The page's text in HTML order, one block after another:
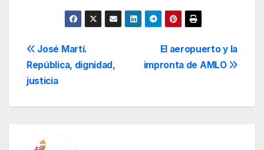
Navegación
de
entradas
El aeropuerto y la
impronta de AMLO
José Martí.
República, dignidad,
justicia